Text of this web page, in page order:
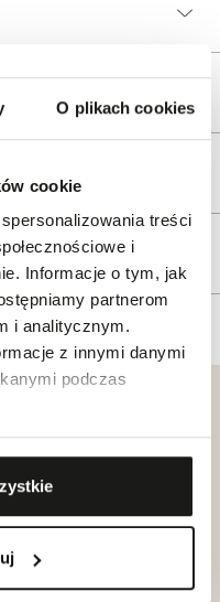
O plikach cookies
cookie
treści
i
Informacje o tym, jak
partnerom
i analitycznym.
z innymi danymi
podczas
W.KRUK